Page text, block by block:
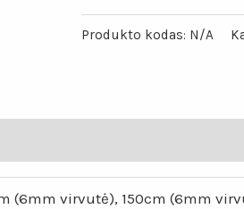
Neoninės
kilimas
Produkto kodas: N/A
(6mm virvutė), 150cm (6mm